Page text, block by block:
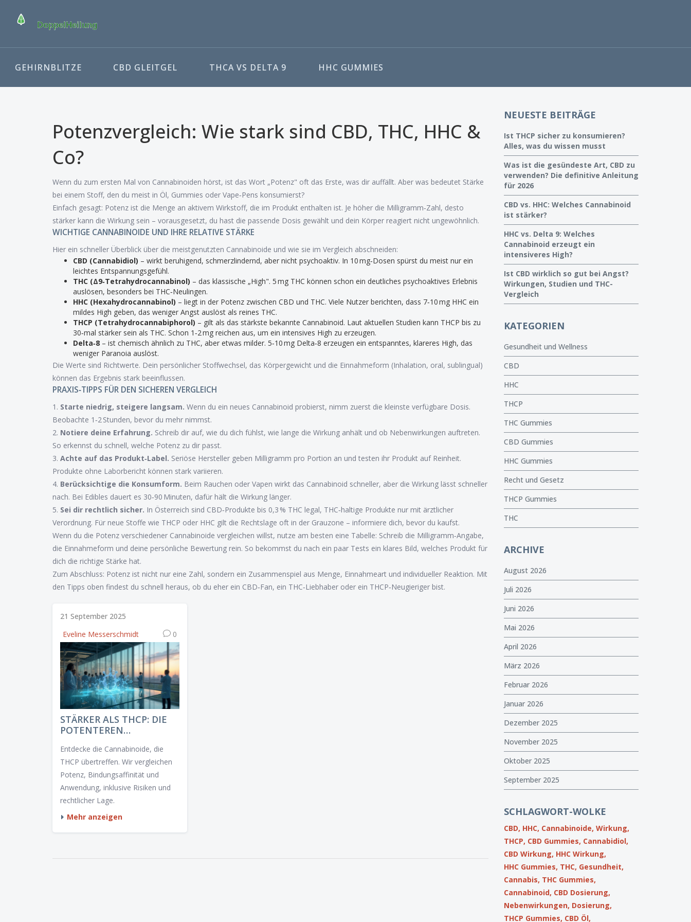
GEHIRNBLITZE CBD GLEITGEL THCA VS DELTA 9 HHC GUMMIES
Potenzvergleich: Wie stark sind CBD, THC, HHC &
Co?
Wenn du zum ersten Mal von Cannabinoiden hörst, ist das Wort „Potenz" oft das Erste, was dir auffällt. Aber was bedeutet Stärke
bei einem Stoff, den du meist in Öl, Gummies oder Vape‑Pens konsumierst?
Einfach gesagt: Potenz ist die Menge an aktivem Wirkstoff, die im Produkt enthalten ist. Je höher die Milligramm‑Zahl, desto
stärker kann die Wirkung sein – vorausgesetzt, du hast die passende Dosis gewählt und dein Körper reagiert nicht ungewöhnlich.
WICHTIGE CANNABINOIDE UND IHRE RELATIVE STÄRKE
Hier ein schneller Überblick über die meistgenutzten Cannabinoide und wie sie im Vergleich abschneiden:
CBD (Cannabidiol) – wirkt beruhigend, schmerzlindernd, aber nicht psychoaktiv. In 10 mg‑Dosen spürst du meist nur ein
leichtes Entspannungsgefühl.
THC (Δ9‑Tetrahydrocannabinol) – das klassische „High". 5 mg THC können schon ein deutliches psychoaktives Erlebnis
auslösen, besonders bei THC‑Neulingen.
HHC (Hexahydrocannabinol) – liegt in der Potenz zwischen CBD und THC. Viele Nutzer berichten, dass 7‑10 mg HHC ein
mildes High geben, das weniger Angst auslöst als reines THC.
THCP (Tetrahydrocannabiphorol) – gilt als das stärkste bekannte Cannabinoid. Laut aktuellen Studien kann THCP bis zu
30‑mal stärker sein als THC. Schon 1‑2 mg reichen aus, um ein intensives High zu erzeugen.
Delta‑8 – ist chemisch ähnlich zu THC, aber etwas milder. 5‑10 mg Delta‑8 erzeugen ein entspanntes, klareres High, das
weniger Paranoia auslöst.
Die Werte sind Richtwerte. Dein persönlicher Stoffwechsel, das Körpergewicht und die Einnahmeform (Inhalation, oral, sublingual)
können das Ergebnis stark beeinflussen.
PRAXIS‑TIPPS FÜR DEN SICHEREN VERGLEICH
1. Starte niedrig, steigere langsam. Wenn du ein neues Cannabinoid probierst, nimm zuerst die kleinste verfügbare Dosis.
Beobachte 1‑2 Stunden, bevor du mehr nimmst.
2. Notiere deine Erfahrung. Schreib dir auf, wie du dich fühlst, wie lange die Wirkung anhält und ob Nebenwirkungen auftreten.
So erkennst du schnell, welche Potenz zu dir passt.
3. Achte auf das Produkt‑Label. Seriöse Hersteller geben Milligramm pro Portion an und testen ihr Produkt auf Reinheit.
Produkte ohne Laborbericht können stark variieren.
4. Berücksichtige die Konsumform. Beim Rauchen oder Vapen wirkt das Cannabinoid schneller, aber die Wirkung lässt schneller
nach. Bei Edibles dauert es 30‑90 Minuten, dafür hält die Wirkung länger.
5. Sei dir rechtlich sicher. In Österreich sind CBD‑Produkte bis 0,3 % THC legal, THC‑haltige Produkte nur mit ärztlicher
Verordnung. Für neue Stoffe wie THCP oder HHC gilt die Rechtslage oft in der Grauzone – informiere dich, bevor du kaufst.
Wenn du die Potenz verschiedener Cannabinoide vergleichen willst, nutze am besten eine Tabelle: Schreib die Milligramm‑Angabe,
die Einnahmeform und deine persönliche Bewertung rein. So bekommst du nach ein paar Tests ein klares Bild, welches Produkt für
dich die richtige Stärke hat.
Zum Abschluss: Potenz ist nicht nur eine Zahl, sondern ein Zusammenspiel aus Menge, Einnahmeart und individueller Reaktion. Mit
den Tipps oben findest du schnell heraus, ob du eher ein CBD‑Fan, ein THC‑Liebhaber oder ein THCP‑Neugieriger bist.
21 September 2025
Eveline Messerschmidt
0
STÄRKER ALS THCP: DIE
POTENTEREN
ÜBERBLICK
Entdecke die Cannabinoide, die
THCP übertreffen. Wir vergleichen
Potenz, Bindungsaffinität und
Anwendung, inklusive Risiken und
rechtlicher Lage.
Mehr anzeigen
NEUESTE BEITRÄGE
Ist THCP sicher zu konsumieren?
Alles, was du wissen musst
Was ist die gesündeste Art, CBD zu
verwenden? Die definitive Anleitung
für 2026
CBD vs. HHC: Welches Cannabinoid
ist stärker?
HHC vs. Delta 9: Welches
Cannabinoid erzeugt ein
intensiveres High?
Ist CBD wirklich so gut bei Angst?
Wirkungen, Studien und THC-
Vergleich
KATEGORIEN
Gesundheit und Wellness
CBD
HHC
THCP
THC Gummies
CBD Gummies
HHC Gummies
Recht und Gesetz
THCP Gummies
THC
ARCHIVE
August 2026
Juli 2026
Juni 2026
Mai 2026
April 2026
März 2026
Februar 2026
Januar 2026
Dezember 2025
November 2025
Oktober 2025
September 2025
SCHLAGWORT-WOLKE
CBD, HHC, Cannabinoide, Wirkung,
THCP, CBD Gummies, Cannabidiol,
CBD Wirkung, HHC Wirkung,
HHC Gummies, THC, Gesundheit,
Cannabis, THC Gummies,
Cannabinoid, CBD Dosierung,
Nebenwirkungen, Dosierung,
THCP Gummies, CBD Öl,